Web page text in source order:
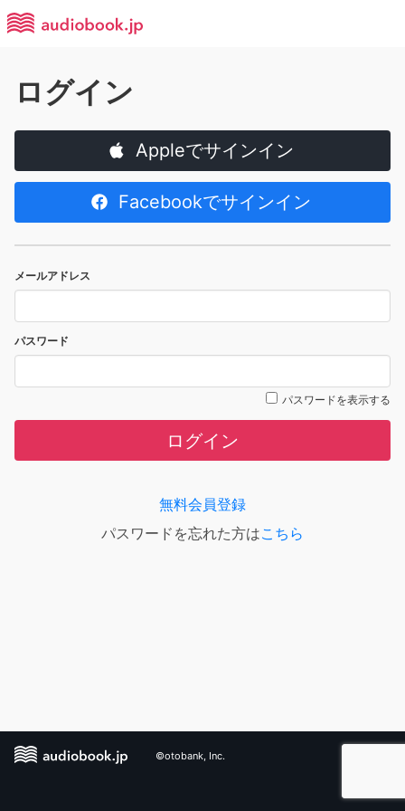
ログイン
Appleでサインイン
Facebookでサインイン
メールアドレス
パスワード
パスワードを表示する
ログイン
無料会員登録
パスワードを忘れた方はこちら
©otobank, Inc.